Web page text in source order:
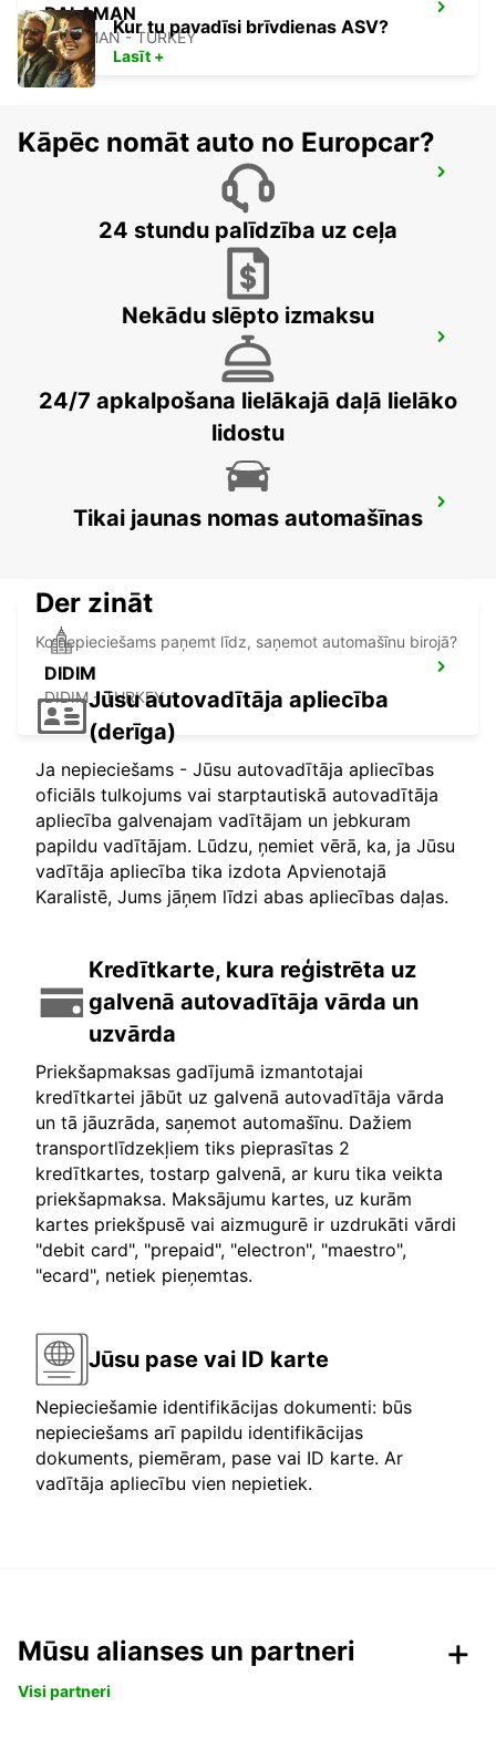
DALAMAN
DALAMAN - TURKEY
BODRUM MILAS AIRPORT
KOS AIRPORT
KO DODEKANISA - GREECE
DIDIM
DIDIM - TURKEY
Kur tu pavadīsi brīvdienas ASV?
Lasīt +
Kāpēc nomāt auto no Europcar?
24 stundu palīdzība uz ceļa
Nekādu slēpto izmaksu
24/7 apkalpošana lielākajā daļā lielāko
lidostu
Tikai jaunas nomas automašīnas
Der zināt
Ko nepieciešams paņemt līdz, saņemot automašīnu birojā?
Jūsu autovadītāja apliecība
(derīga)
Ja nepieciešams - Jūsu autovadītāja apliecības
oficiāls tulkojums vai starptautiskā autovadītāja
apliecība galvenajam vadītājam un jebkuram
papildu vadītājam. Lūdzu, ņemiet vērā, ka, ja Jūsu
vadītāja apliecība tika izdota Apvienotajā
Karalistē, Jums jāņem līdzi abas apliecības daļas.
Kredītkarte, kura reģistrēta uz
galvenā autovadītāja vārda un
uzvārda
Priekšapmaksas gadījumā izmantotajai
kredītkartei jābūt uz galvenā autovadītāja vārda
un tā jāuzrāda, saņemot automašīnu. Dažiem
transportlīdzekļiem tiks pieprasītas 2
kredītkartes, tostarp galvenā, ar kuru tika veikta
priekšapmaksa. Maksājumu kartes, uz kurām
kartes priekšpusē vai aizmugurē ir uzdrukāti vārdi
"debit card", "prepaid", "electron", "maestro",
"ecard", netiek pieņemtas.
Jūsu pase vai ID karte
Nepieciešamie identifikācijas dokumenti: būs
nepieciešams arī papildu identifikācijas
dokuments, piemēram, pase vai ID karte. Ar
vadītāja apliecību vien nepietiek.
Mūsu alianses un partneri
Visi partneri